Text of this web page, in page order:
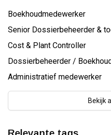
Boekhoudmedewerker
Senior Dossierbeheerder &
Cost & Plant Controller
Dossierbeheerder /
Administratief medewerker
Bekijk